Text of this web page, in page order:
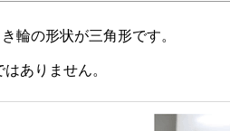
輪の形状が三角形です。
ありません。